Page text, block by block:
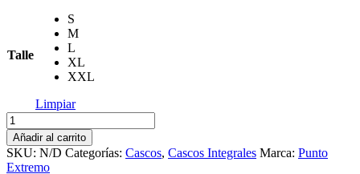
Talle
S
M
L
XL
XXL
Limpiar
casco
punto
extremo
rosa
Añadir al carrito
SKU: N/D Categorías: Cascos, Cascos Integrales Marca: Punto
Extremo